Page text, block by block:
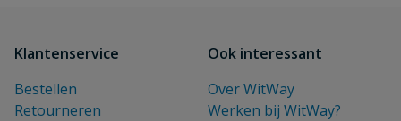
Klantenservice
Bestellen
Retourneren
Ook interessant
Over WitWay
Werken bij WitWay?